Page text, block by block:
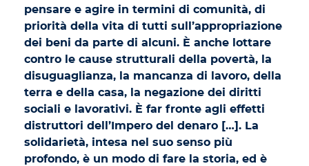
pensare e agire in termini di comunità, di
priorità della vita di tutti sull’appropriazione
dei beni da parte di alcuni. È anche lottare
contro le cause strutturali della povertà, la
disuguaglianza, la mancanza di lavoro, della
terra e della casa, la negazione dei diritti
sociali e lavorativi. È far fronte agli effetti
distruttori dell’Impero del denaro […]. La
solidarietà, intesa nel suo senso più
profondo, è un modo di fare la storia, ed è